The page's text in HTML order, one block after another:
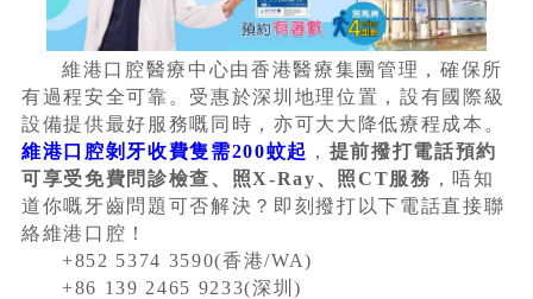
維港口腔醫療中心由香港醫療集團管理，確保所
有過程安全可靠。受惠於深圳地理位置，設有國際級
設備提供最好服務嘅同時，亦可大大降低療程成本。
維港口腔剝牙收費隻需200蚊起 ， 提前撥打電話預約
可享受免費問診檢查、照X-Ray、照CT服務 ，唔知
道你嘅牙齒問題可否解決？即刻撥打以下電話直接聯
絡維港口腔！
+852 5374 3590(香港/WA)
+86 139 2465 9233(深圳)